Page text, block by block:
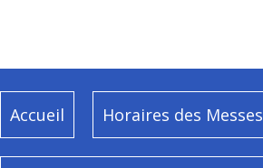
Accueil Horaires des Messes